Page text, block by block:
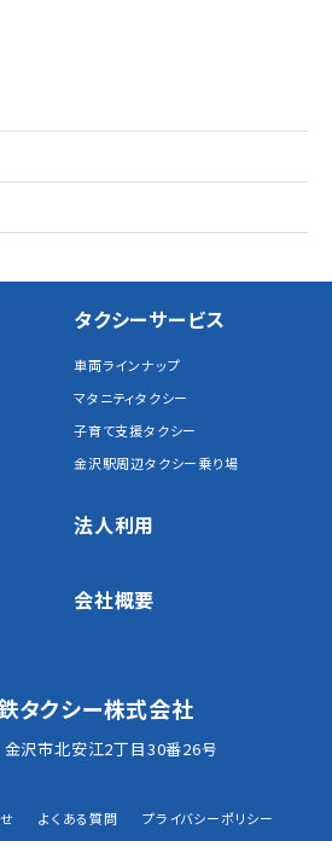
タクシーサービス
車両ラインナップ
マタニティタクシー
子育て支援タクシー
金沢駅周辺タクシー乗り場
法人利用
会社概要
タクシー株式会社
金沢市北安江2丁目30番26号
よくある質問 プライバシーポリシー